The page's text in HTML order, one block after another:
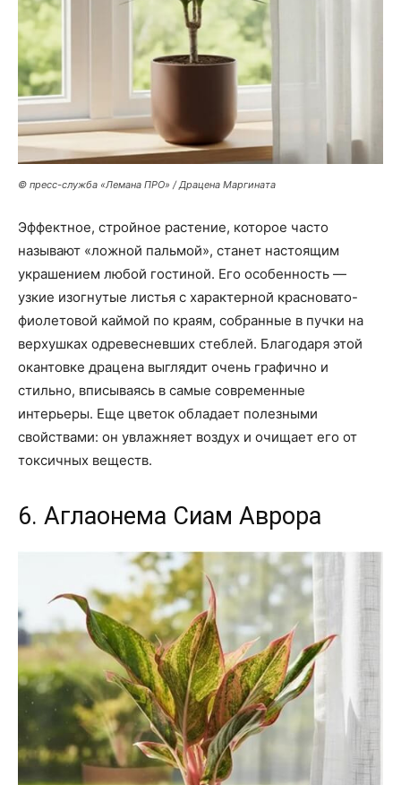
© пресс-служба «Лемана ПРО» / Драцена Маргината
Эффектное, стройное растение, которое часто
называют «ложной пальмой», станет настоящим
украшением любой гостиной. Его особенность —
узкие изогнутые листья с характерной красновато-
фиолетовой каймой по краям, собранные в пучки на
верхушках одревесневших стеблей. Благодаря этой
окантовке драцена выглядит очень графично и
стильно, вписываясь в самые современные
интерьеры. Еще цветок обладает полезными
свойствами: он увлажняет воздух и очищает его от
токсичных веществ.
6. Аглаонема Сиам Аврора